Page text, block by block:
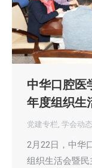
中华口腔医
年度组织生
党建专栏 学会动态
2月22日，中华
组织生活会暨